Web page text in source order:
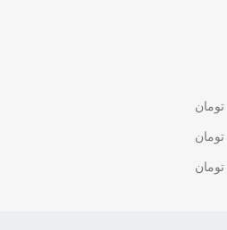
تومان
تومان
تومان